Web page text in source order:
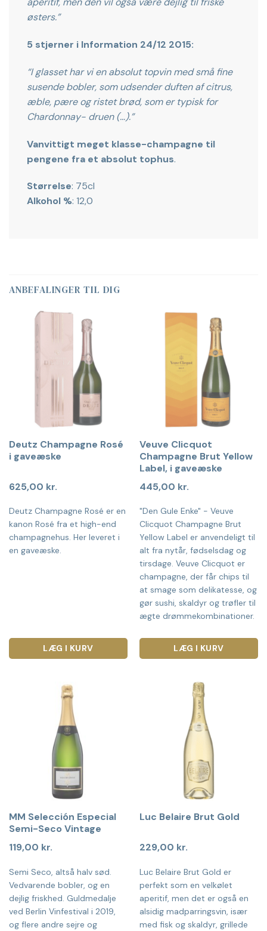
østers.”
5 stjerner i Information 24/12 2015:
“I glasset har vi en absolut topvin med små fine
susende bobler, som udsender duften af citrus,
æble, pære og ristet brød, som er typisk for
Chardonnay- druen (…).”
Vanvittigt meget klasse-champagne til
pengene fra et absolut tophus.
Størrelse: 75cl
Alkohol %: 12,0
ANBEFALINGER TIL DIG
Deutz Champagne Rosé
i gaveæske
625,00 kr.
Deutz Champagne Rosé er en
kanon Rosé fra et high-end
champagnehus. Her leveret i
en gaveæske.
LÆG I KURV
Veuve Clicquot
Champagne Brut Yellow
Label, i gaveæske
445,00 kr.
"Den Gule Enke" - Veuve
Clicquot Champagne Brut
Yellow Label er anvendeligt til
alt fra nytår, fødselsdag og
tirsdage. Veuve Clicquot er
champagne, der får chips til
at smage som delikatesse, og
gør sushi, skaldyr og trøfler til
ægte drømmekombinationer.
LÆG I KURV
MM Selección Especial
Semi-Seco Vintage
119,00 kr.
Semi Seco, altså halv sød.
Vedvarende bobler, og en
dejlig friskhed. Guldmedalje
ved Berlin Vinfestival i 2019,
og flere andre sejre og
Luc Belaire Brut Gold
229,00 kr.
Luc Belaire Brut Gold er
perfekt som en velkølet
aperitif, men det er også en
alsidig madparringsvin, især
med fisk og skaldyr, grillede